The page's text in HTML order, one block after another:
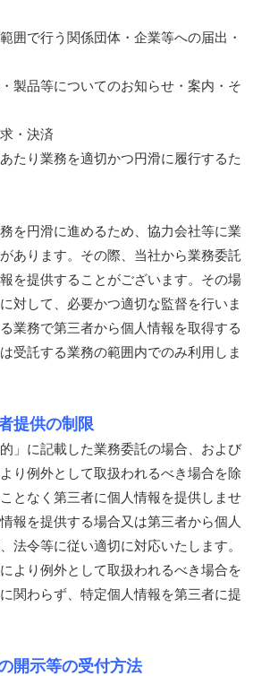
囲で行う関係団体・企業等への届出・
製品等についてのお知らせ・案内・そ
・決済
たり業務を適切かつ円滑に履行するた
を円滑に進めるため、協力会社等に業
あります。その際、当社から業務委託
を提供することがございます。その場
対して、必要かつ適切な監督を行いま
業務で第三者から個人情報を取得する
受託する業務の範囲内でのみ利用しま
提供の制限
」に記載した業務委託の場合、および
り例外として取扱われるべき場合を除
となく第三者に個人情報を提供しませ
報を提供する場合又は第三者から個人
法令等に従い適切に対応いたします。
より例外として取扱われるべき場合を
関わらず、特定個人情報を第三者に提
開示等の受付方法